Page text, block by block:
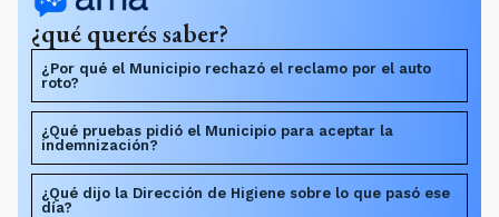
¿qué querés saber?
¿Por qué el Municipio rechazó el reclamo por el auto
roto?
¿Qué pruebas pidió el Municipio para aceptar la
indemnización?
¿Qué dijo la Dirección de Higiene sobre lo que pasó ese
día?